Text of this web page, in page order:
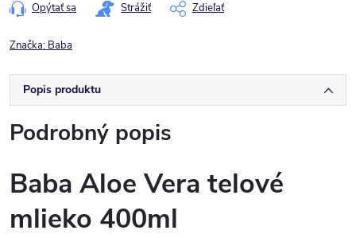
Opýtať sa Strážiť Zdieľať
Značka: Baba
Popis produktu
Podrobný popis
Baba Aloe Vera telové
mlieko 400ml